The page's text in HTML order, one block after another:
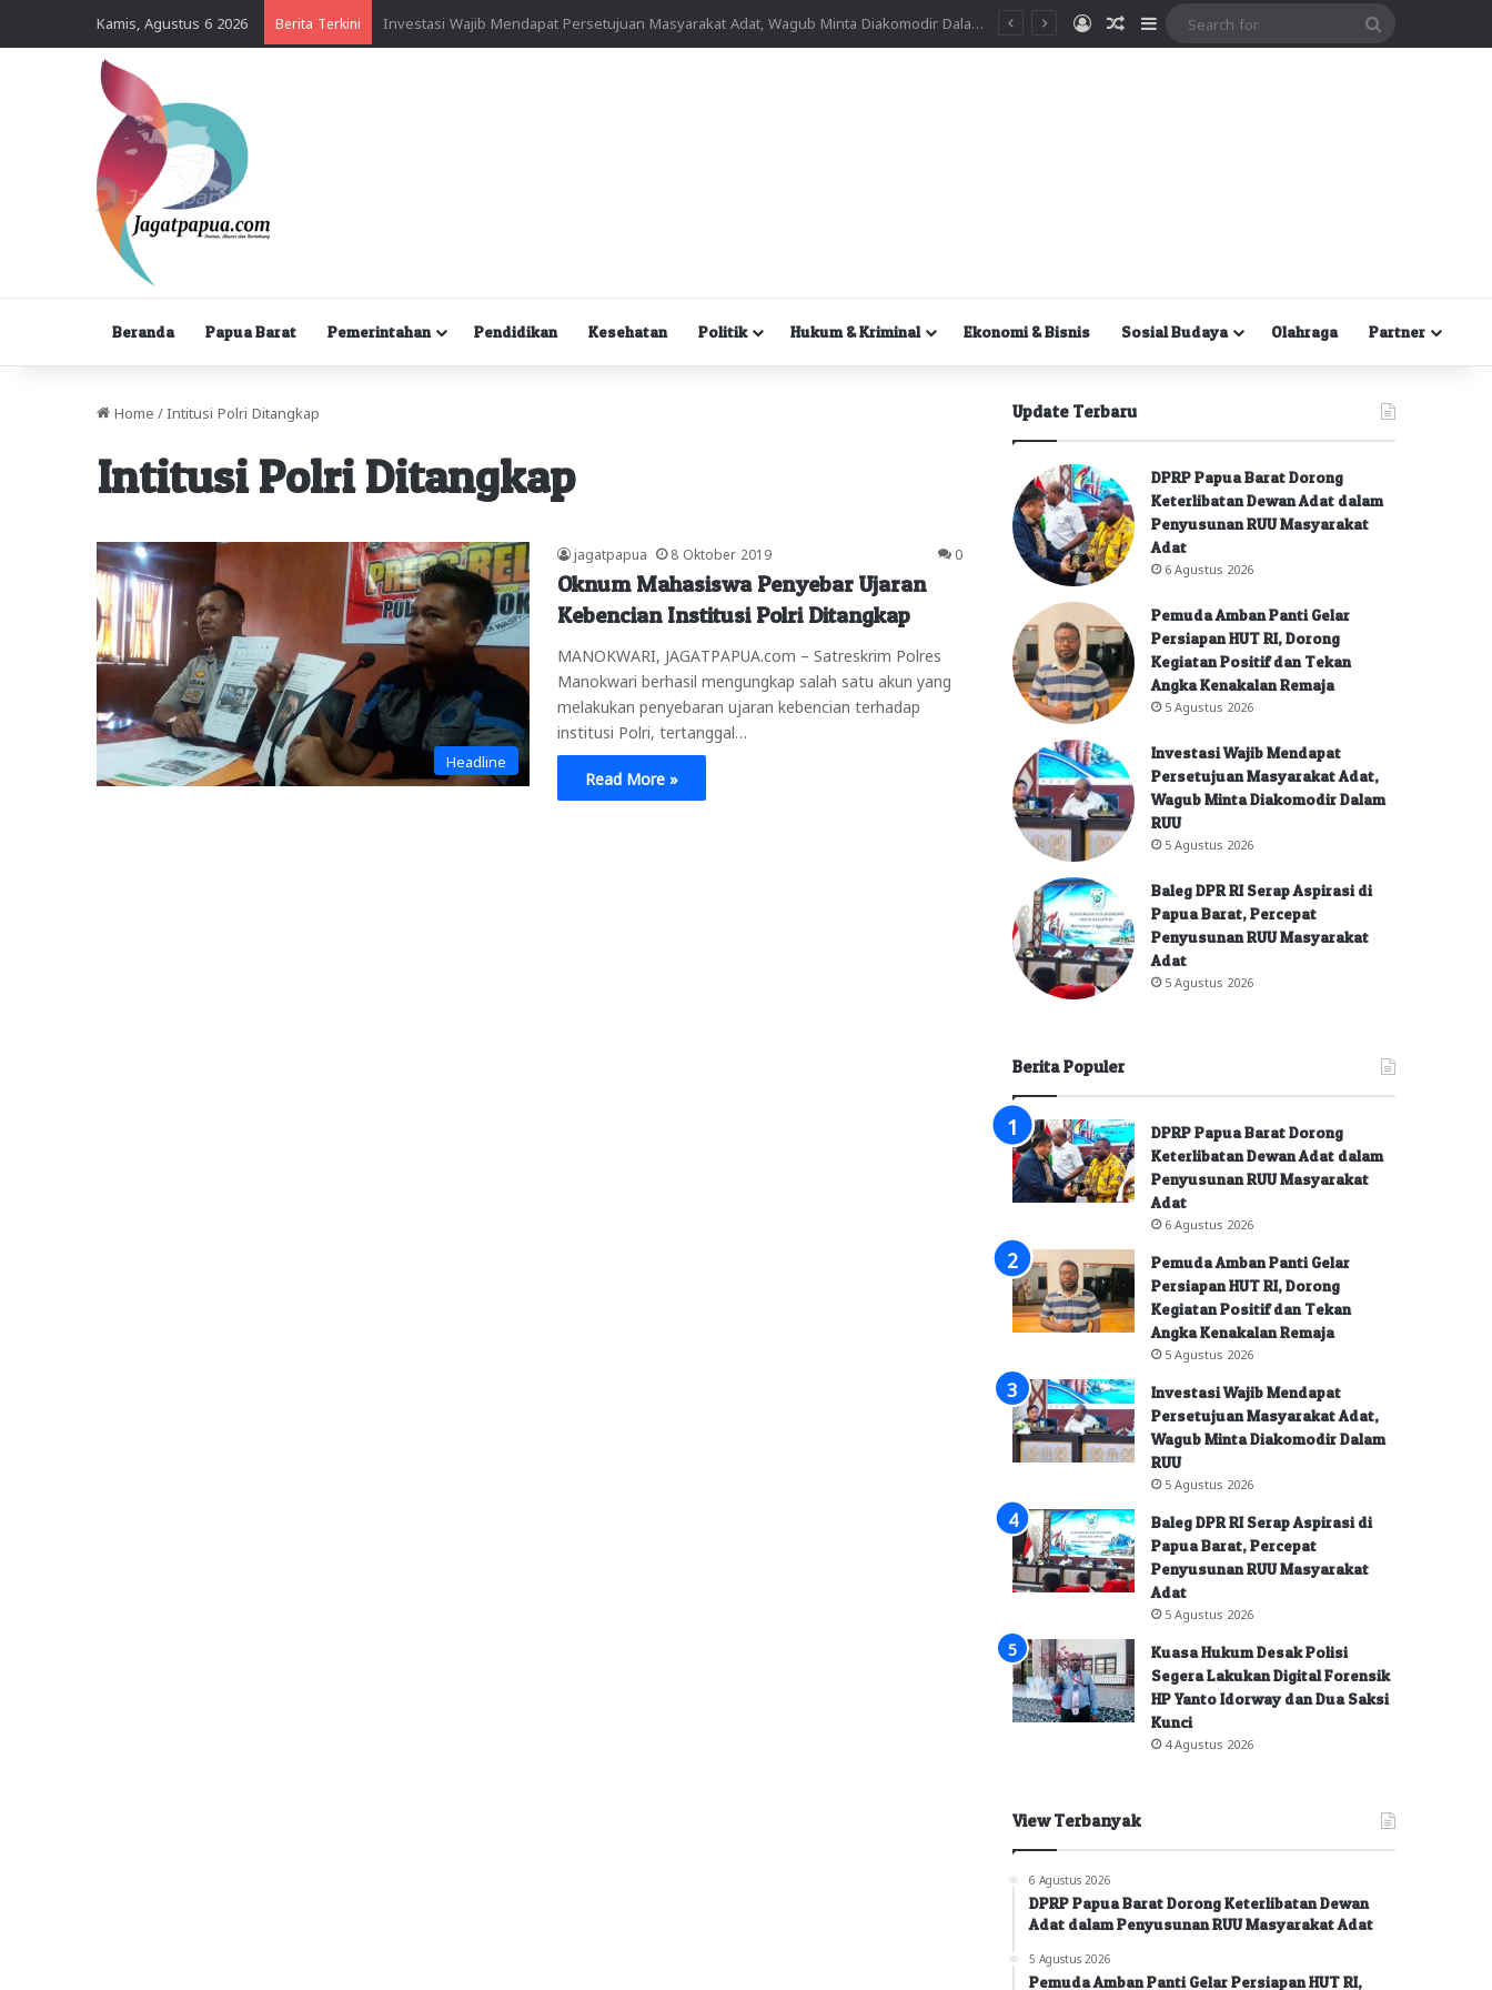
Kamis, Agustus 6 2026 Berita Terkini MasukRandom Article
Sidebar
Beranda Papua Barat Pemerintahan Pendidikan Kesehatan Politik Hukum & Kriminal Ekonomi & Bisnis Sosial Budaya Olahraga Partner
Home / Intitusi Polri Ditangkap
Intitusi Polri Ditangkap
Headline
jagatpapua 8 Oktober 2019 0
Oknum Mahasiswa Penyebar Ujaran
Kebencian Institusi Polri Ditangkap
MANOKWARI, JAGATPAPUA.com – Satreskrim Polres
Manokwari berhasil mengungkap salah satu akun yang
melakukan penyebaran ujaran kebencian terhadap
institusi Polri, tertanggal…
Read More »
Update Terbaru
DPRP Papua Barat Dorong
Keterlibatan Dewan Adat dalam
Penyusunan RUU Masyarakat
Adat
6 Agustus 2026
Pemuda Amban Panti Gelar
Persiapan HUT RI, Dorong
Kegiatan Positif dan Tekan
Angka Kenakalan Remaja
5 Agustus 2026
Investasi Wajib Mendapat
Persetujuan Masyarakat Adat,
Wagub Minta Diakomodir Dalam
RUU
5 Agustus 2026
Baleg DPR RI Serap Aspirasi di
Papua Barat, Percepat
Penyusunan RUU Masyarakat
Adat
5 Agustus 2026
Berita Populer
DPRP Papua Barat Dorong
Keterlibatan Dewan Adat dalam
Penyusunan RUU Masyarakat
Adat
6 Agustus 2026
Pemuda Amban Panti Gelar
Persiapan HUT RI, Dorong
Kegiatan Positif dan Tekan
Angka Kenakalan Remaja
5 Agustus 2026
Investasi Wajib Mendapat
Persetujuan Masyarakat Adat,
Wagub Minta Diakomodir Dalam
RUU
5 Agustus 2026
Baleg DPR RI Serap Aspirasi di
Papua Barat, Percepat
Penyusunan RUU Masyarakat
Adat
5 Agustus 2026
Kuasa Hukum Desak Polisi
Segera Lakukan Digital Forensik
HP Yanto Idorway dan Dua Saksi
Kunci
4 Agustus 2026
View Terbanyak
6 Agustus 2026
DPRP Papua Barat Dorong Keterlibatan Dewan
Adat dalam Penyusunan RUU Masyarakat Adat
5 Agustus 2026
Pemuda Amban Panti Gelar Persiapan HUT RI,